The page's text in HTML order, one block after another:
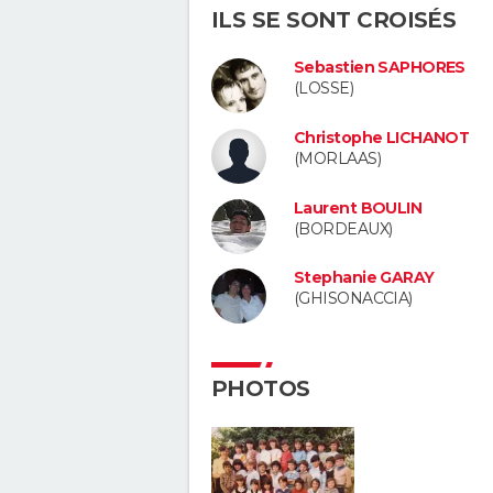
ILS SE SONT CROISÉS
Sebastien SAPHORES
(LOSSE)
Christophe LICHANOT
(MORLAAS)
Laurent BOULIN
(BORDEAUX)
Stephanie GARAY
(GHISONACCIA)
PHOTOS